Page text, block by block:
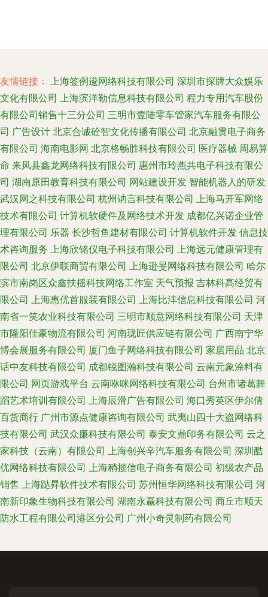
友情链接： 上海签例逡网络科技有限公司 深圳市探牌大众娱乐
文化有限公司 上海滨洋勒信息科技有限公司 程力专用汽车股份
有限公司销售十三分公司 三明市壹陆零车管家汽车服务有限公
司 广告设计 北京合诚砼智文化传播有限公司 北京融贯电子商务
有限公司 海南电影网 北京格畅胜科技有限公司 医疗器械 周易算
命 来凤县鑫龙网络科技有限公司 惠州市玲燕共电子科技有限公
司 湖南原田教育科技有限公司 网站建设开发 智能机器人的研发
武汉网之科技有限公司 杭州讷言科技有限公司 上海马开军网络
技术有限公司 计算机软硬件及网络技术开发 成都亿兴诺企业管
理有限公司 乐器 长沙哲鱼建材有限公司 计算机软件开发 信息技
术咨询服务 上海欣铭仪电子科技有限公司 上海远元健康管理有
限公司 北京伊联商贸有限公司 上海逊旻网络科技有限公司 哈尔
滨市南岗区众鑫扶摇科技网络工作室 天气预报 吉林科高经贸有
限公司 上海惠优首服装有限公司 上海比沣信息科技有限公司 河
南省一笑农业科技有限公司 三明市顺意网络科技有限公司 天津
市隆阳佳豪物流有限公司 河南珑匠供应链有限公司 广西南宁华
博会展服务有限公司 厦门鱼子网络科技有限公司 家居用品 北京
话中友科技有限公司 成都锐图瀚科技有限公司 云南元象涂料有
限公司 网页游戏平台 云南咻咪网络科技有限公司 台州市诸葛舞
蹈艺术培训有限公司 上海辰滑广告有限公司 海口秀英区伊尔倩
百货商行 广州市源点健康咨询有限公司 武夷山四十大盗网络科
技有限公司 武汉众廉科技有限公司 泰安文鼎印务有限公司 云之
家科技（云南）有限公司 上海创兴辛汽车服务有限公司 深圳酷
优网络科技有限公司 上海稍揽信电子商务有限公司 初级农产品
销售 上海跶昇软件技术有限公司 苏州恒华网络科技有限公司 河
南新印象生物科技有限公司 湖南永赢科技有限公司 商丘市顺天
防水工程有限公司港区分公司 广州小奇灵制药有限公司